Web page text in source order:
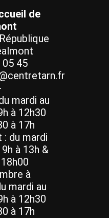
de
05 45
mardi au
à 12h30
à 17h
du mardi
à 13h &
à
mardi au
à 12h30
à 17h